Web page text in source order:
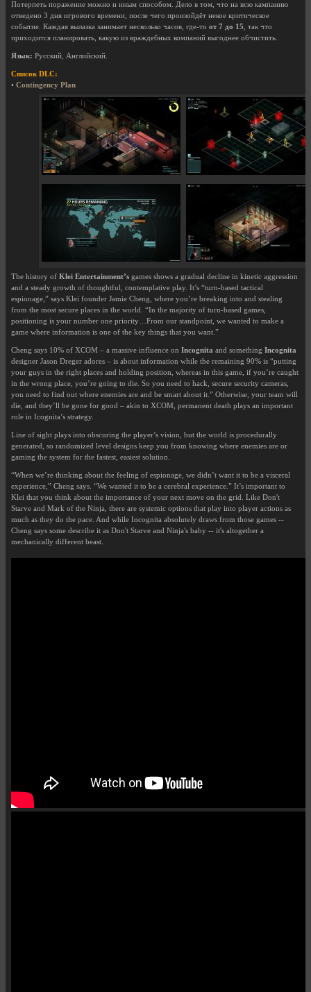
Потерпеть поражение можно и иным способом. Дело в том, что на всю кампанию
отведено 3 дня игрового времени, после чего произойдёт некое критическое
событие. Каждая вылазка занимает несколько часов, где-то от 7 до 15, так что
приходится планировать, какую из враждебных компаний выгоднее обчистить.
Язык: Русский, Английский.
Список DLC:
• Contingency Plan
The history of Klei Entertainment’s games shows a gradual decline in kinetic aggression
and a steady growth of thoughtful, contemplative play. It’s “turn-based tactical
espionage,” says Klei founder Jamie Cheng, where you’re breaking into and stealing
from the most secure places in the world. “In the majority of turn-based games,
positioning is your number one priority…From our standpoint, we wanted to make a
game where information is one of the key things that you want.”
Cheng says 10% of XCOM – a massive influence on Incognita and something Incognita
designer Jason Dreger adores – is about information while the remaining 90% is “putting
your guys in the right places and holding position, whereas in this game, if you’re caught
in the wrong place, you’re going to die. So you need to hack, secure security cameras,
you need to find out where enemies are and be smart about it.” Otherwise, your team will
die, and they’ll be gone for good – akin to XCOM, permanent death plays an important
role in Icognita’s strategy.
Line of sight plays into obscuring the player’s vision, but the world is procedurally
generated, so randomized level designs keep you from knowing where enemies are or
gaming the system for the fastest, easiest solution.
“When we’re thinking about the feeling of espionage, we didn’t want it to be a visceral
experience,” Cheng says. “We wanted it to be a cerebral experience.” It’s important to
Klei that you think about the importance of your next move on the grid. Like Don't
Starve and Mark of the Ninja, there are systemic options that play into player actions as
much as they do the pace. And while Incognita absolutely draws from those games --
Cheng says some describe it as Don't Starve and Ninja's baby -- it's altogether a
mechanically different beast.